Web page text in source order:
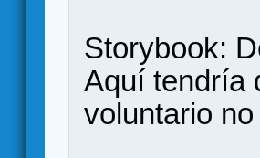
Storybook:
Aquí tendría
voluntario